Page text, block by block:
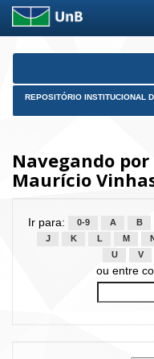
Skip
REPOSITÓRIO INSTITUCIONAL
Navegando
Maurício
Ir para: 0-9 A B
J
K L M N
U
V
ou entre